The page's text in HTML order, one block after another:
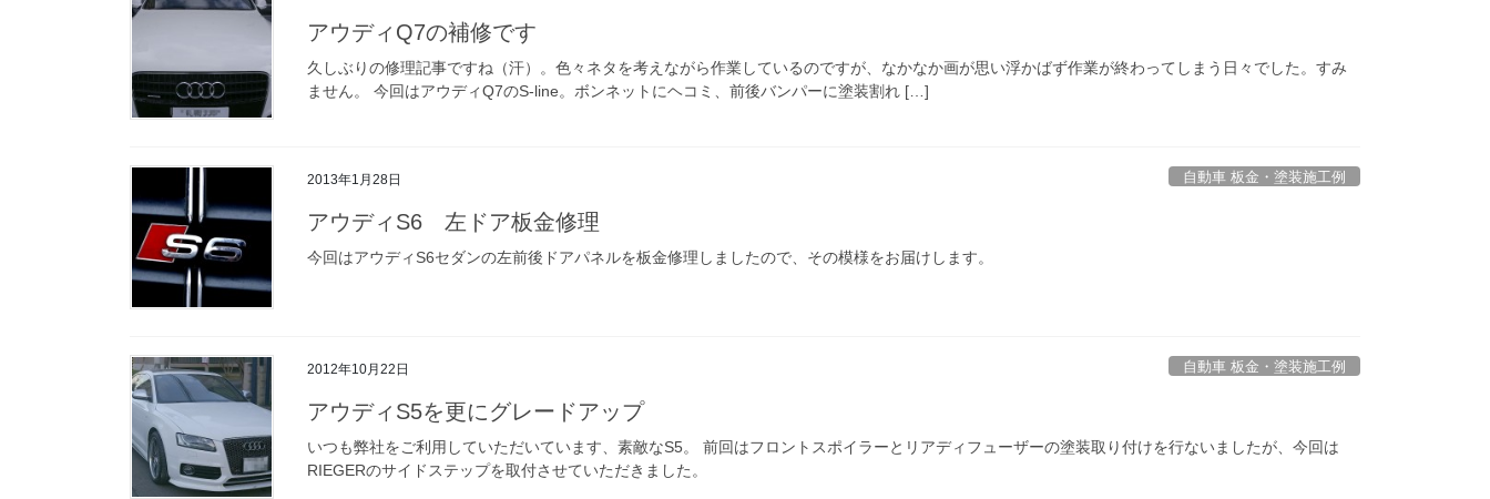
アウディQ7の補修です
久しぶりの修理記事ですね（汗）。色々ネタを考えながら作業しているのですが、なかなか画が思い浮かばず作業が終わってしまう日々でした。すみ
ません。 今回はアウディQ7のS-line。ボンネットにヘコミ、前後バンパーに塗装割れ […]
2013年1月28日 自動車 板金・塗装施工例
アウディS6 左ドア板金修理
今回はアウディS6セダンの左前後ドアパネルを板金修理しましたので、その模様をお届けします。
2012年10月22日 自動車 板金・塗装施工例
アウディS5を更にグレードアップ
いつも弊社をご利用していただいています、素敵なS5。 前回はフロントスポイラーとリアディフューザーの塗装取り付けを行ないましたが、今回は
RIEGERのサイドステップを取付させていただきました。